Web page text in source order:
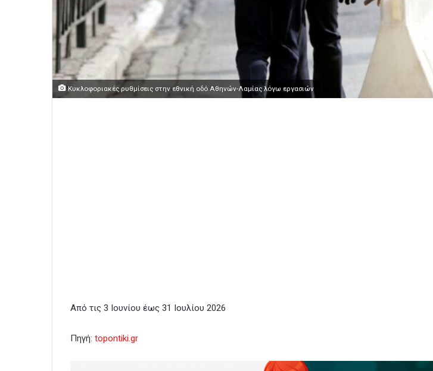
Κυκλοφοριακές ρυθμίσεις στην εθνική οδό Αθηνών-Λαμίας λόγω εργασιών
Από τις 3 Ιουνίου έως 31 Ιουλίου 2026
Πηγή: topontiki.gr